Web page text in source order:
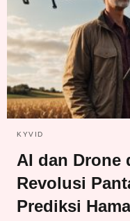
KYVID
AI dan Drone
Revolusi
Prediksi Hama